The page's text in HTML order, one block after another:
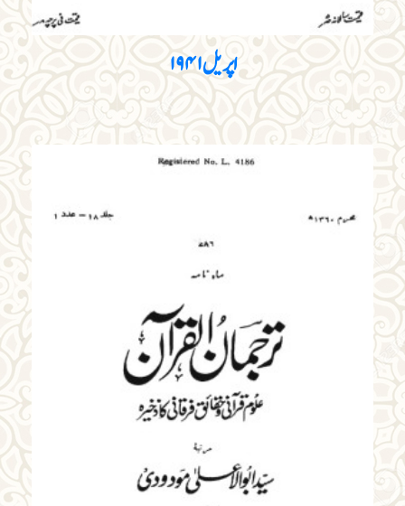
اپریل ۱۹۴۱